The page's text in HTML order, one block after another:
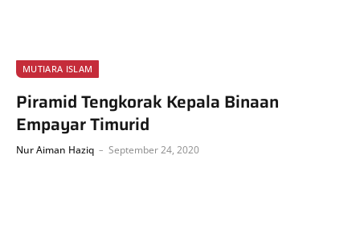
MUTIARA ISLAM
Piramid Tengkorak Kepala Binaan
Empayar Timurid
Nur Aiman Haziq September 24, 2020